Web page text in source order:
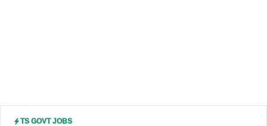
TS GOVT JOBS